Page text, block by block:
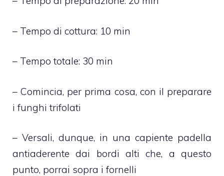
– Tempo di cottura: 10 min
– Tempo totale: 30 min
– Comincia, per prima cosa, con il preparare
i funghi trifolati
– Versali, dunque, in una capiente padella
antiaderente dai bordi alti che, a questo
punto, porrai sopra i fornelli